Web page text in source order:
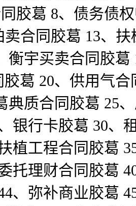
胶葛 8、债务债
合同胶葛 13、扶
衡宇买卖合同胶葛
葛 20、供用气合
典质合同胶葛 25
银行卡胶葛 30、
植工程合同胶葛
托理财合同胶葛
、弥补商业胶葛